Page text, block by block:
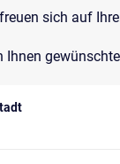
sich auf
Ihnen